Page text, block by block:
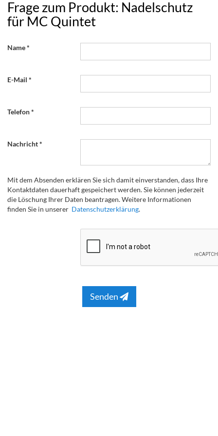
Frage zum Produkt: Nadelschutz
für MC Quintet
Name
E-Mail
Telefon
Nachricht
Mit dem Absenden erklären Sie sich damit einverstanden, dass Ihre
Kontaktdaten dauerhaft gespeichert werden. Sie können jederzeit
die Löschung Ihrer Daten beantragen. Weitere Informationen
finden Sie in unserer Datenschutzerklärung.
Senden